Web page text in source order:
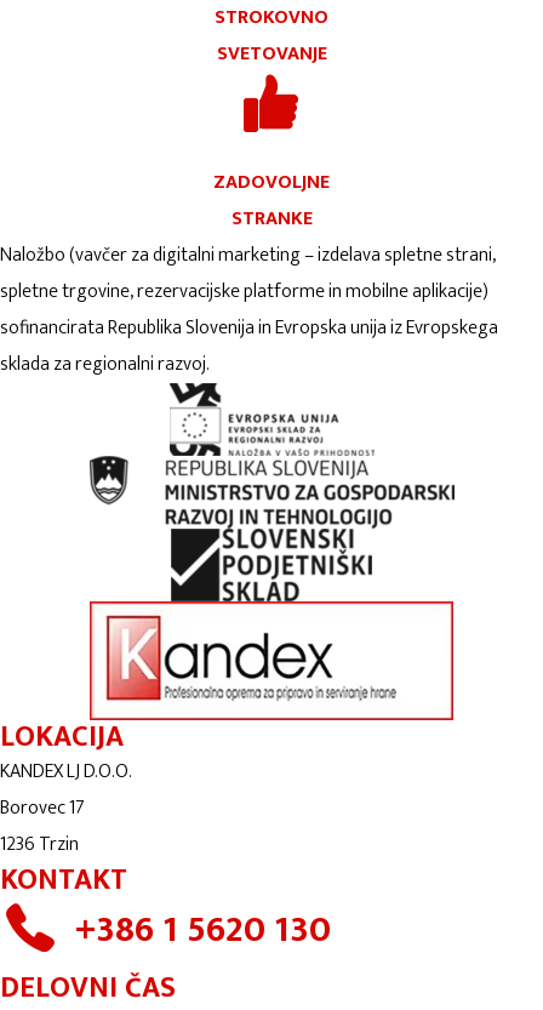
STROKOVNO
SVETOVANJE
ZADOVOLJNE
STRANKE
Naložbo (vavčer za digitalni marketing – izdelava spletne strani,
spletne trgovine, rezervacijske platforme in mobilne aplikacije)
sofinancirata Republika Slovenija in Evropska unija iz Evropskega
sklada za regionalni razvoj.
LOKACIJA
KANDEX LJ D.O.O.
Borovec 17
1236 Trzin
KONTAKT
+386 1 5620 130
DELOVNI ČAS